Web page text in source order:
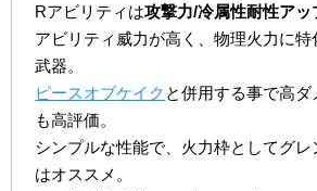
Rアビリティは攻撃力/冷属性耐性アッ
アビリティ威力が高く、物理火力に
武器。
ピースオブケイク と併用する事で高
も高評価。
シンプルな性能で、火力枠としてグレ
はオススメ。